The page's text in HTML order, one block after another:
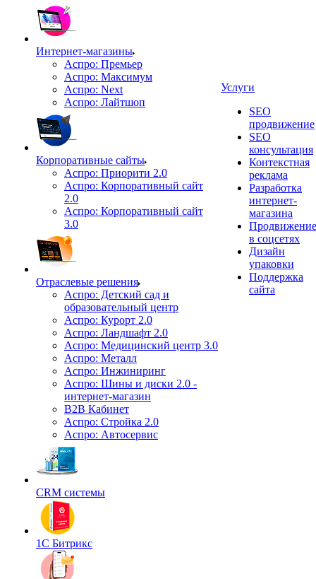
Интернет-магазины
Аспро: Премьер
Аспро: Максимум
Аспро: Next
Аспро: Лайтшоп
Корпоративные сайты
Аспро: Приорити 2.0
Аспро: Корпоративный сайт
2.0
Аспро: Корпоративный сайт
3.0
Отраслевые решения
Аспро: Детский сад и
образовательный центр
Аспро: Курорт 2.0
Аспро: Ландшафт 2.0
Аспро: Медицинский центр 3.0
Аспро: Металл
Аспро: Инжиниринг
Аспро: Шины и диски 2.0 -
интернет-магазин
B2B Кабинет
Аспро: Стройка 2.0
Аспро: Автосервис
CRM системы
1С Битрикс
Услуги
SEO
продвижение
SEO
консультация
Контекстная
реклама
Разработка
интернет-
магазина
Продвижение
в соцсетях
Дизайн
упаковки
Поддержка
сайта